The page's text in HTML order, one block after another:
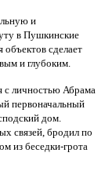
и
в Пушкинские
сделает
и глубоким.
с личностью Абрама
первоначальный
дом.
связей, бродил по
из беседки-грота